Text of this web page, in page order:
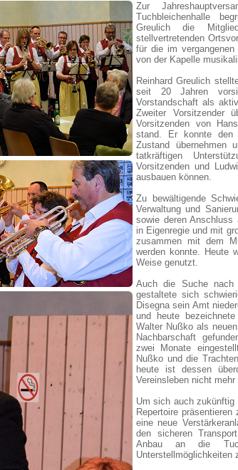
Zur
Tuchbleichenhalle
Greulich die
stellvertretenden
für die im vergangenen
von der Kapelle
Reinhard Greulich
seit 20 Jahren
Vorstandschaft als
Zweiter Vorsitzender
Vorsitzenden von
stand. Er konnte den
Zustand
tatkräftigen
Vorsitzenden und
ausbauen können.
Zu bewältigende
Verwaltung und
sowie deren Anschluss
in Eigenregie und mit
zusammen mit dem
werden konnte. Heute
Weise genutzt.
Auch die Suche nach
gestaltete sich
Disegna sein Amt
und heute
Walter Nußko als
Nachbarschaft
zwei Monate
Nußko und die
heute ist dessen
Vereinsleben nicht mehr
Um sich auch
Repertoire
eine neue
den sicheren
Anbau an die
Unterstellmöglichkeiten